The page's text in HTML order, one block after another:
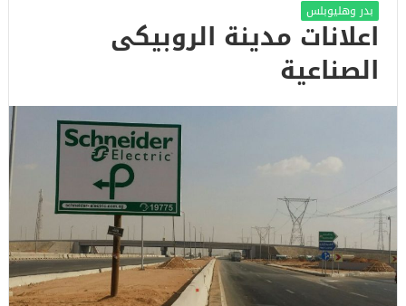
بدر وهليوبلس
اعلانات مدينة الروبيكى
الصناعية